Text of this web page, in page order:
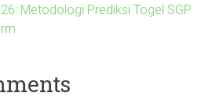
Metodologi Prediksi Togel SGP